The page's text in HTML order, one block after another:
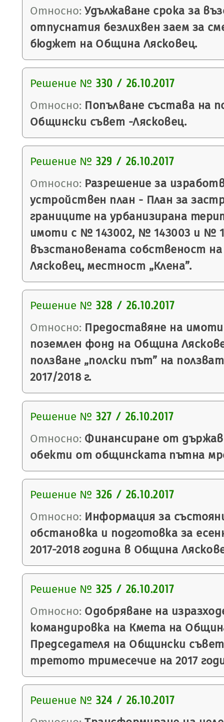
Относно: Удължаване срока за
отпуснатия безлихвен заем за
бюджет на Община Лясковец.
Решение № 330 / 26.10.2017
Относно: Попълване състава на
Общински съвет -Лясковец.
Решение № 329 / 26.10.2017
Относно: Разрешение за
устройствен план - План за
границите на урбанизирана
имоти с № 143002, № 143003 и №
възстановената собственост
Лясковец, местност „Клена”.
Решение № 328 / 26.10.2017
Относно: Предоставяне на
поземлен фонд на Община
ползване „полски път” на
2017/2018 г.
Решение № 327 / 26.10.2017
Относно: Финансиране от
обекти от общинската пътна
Решение № 326 / 26.10.2017
Относно: Информация за
обстановка и подготовка за
2017-2018 година в Община
Решение № 325 / 26.10.2017
Относно: Одобряване на
командировка на Кмета на
Председателя на Общински
третото тримесечие на 2017
Решение № 324 / 26.10.2017